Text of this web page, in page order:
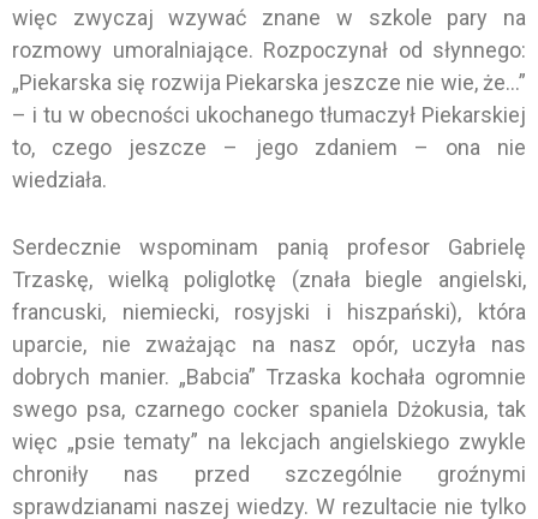
więc zwyczaj wzywać znane w szkole pary na
rozmowy umoralniające. Rozpoczynał od słynnego:
„Piekarska się rozwija Piekarska jeszcze nie wie, że…”
– i tu w obecności ukochanego tłumaczył Piekarskiej
to, czego jeszcze – jego zdaniem – ona nie
wiedziała.
Serdecznie wspominam panią profesor Gabrielę
Trzaskę, wielką poliglotkę (znała biegle angielski,
francuski, niemiecki, rosyjski i hiszpański), która
uparcie, nie zważając na nasz opór, uczyła nas
dobrych manier. „Babcia” Trzaska kochała ogromnie
swego psa, czarnego cocker spaniela Dżokusia, tak
więc „psie tematy” na lekcjach angielskiego zwykle
chroniły nas przed szczególnie groźnymi
sprawdzianami naszej wiedzy. W rezultacie nie tylko